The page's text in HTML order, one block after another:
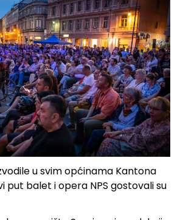
u svim općinama Kantona
put balet i opera NPS gostovali su